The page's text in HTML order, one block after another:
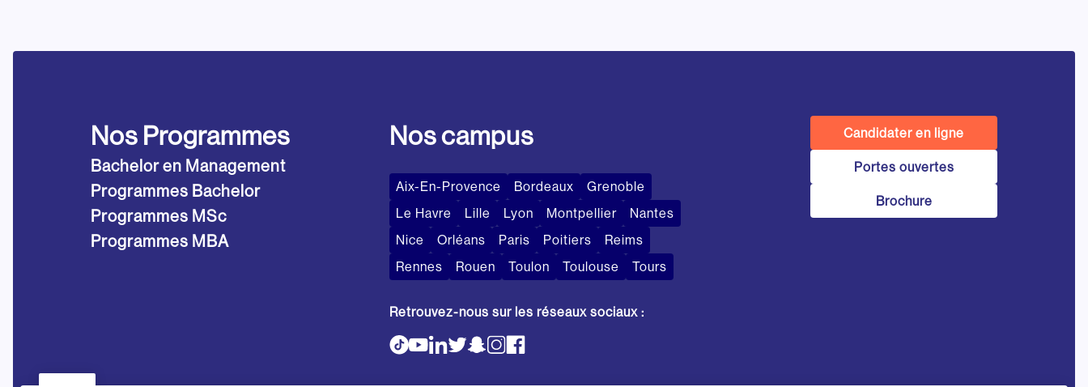
Nos Programmes
Bachelor en Management
Programmes Bachelor
Programmes MSc
Programmes MBA
Nos campus
Aix-En-Provence Bordeaux
Grenoble
Le Havre
Lille Lyon Montpellier
Nantes
Nice
Orléans Paris Poitiers
Reims
Rennes
Rouen Toulon Toulouse Tours
Retrouvez-nous sur les réseaux sociaux :
Candidater en ligne
Portes ouvertes
Brochure